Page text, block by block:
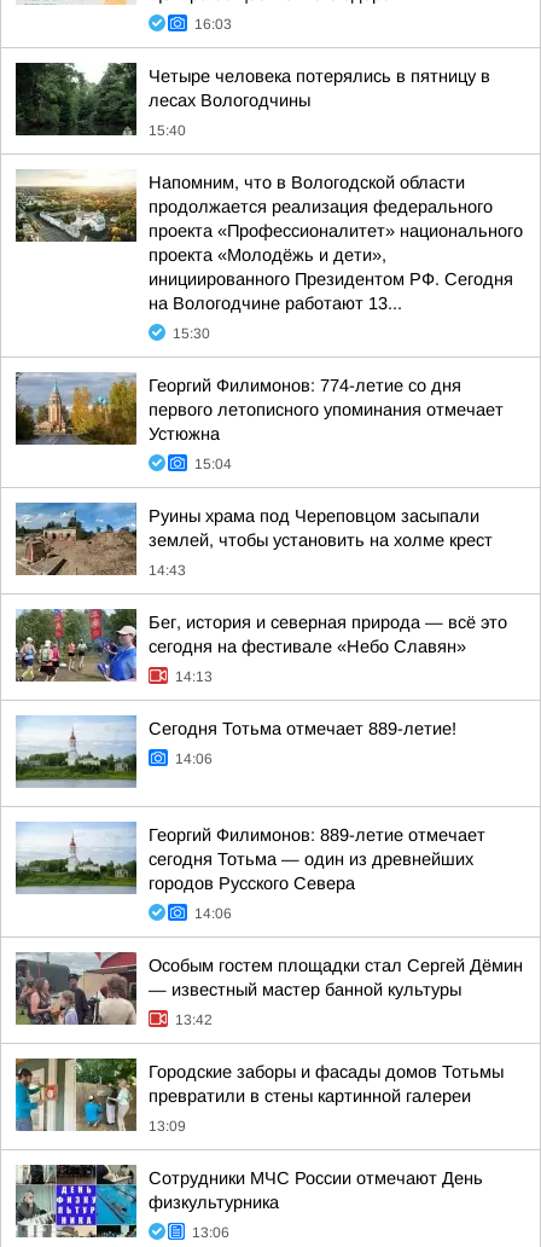
16:03
Четыре человека потерялись в пятницу в
лесах Вологодчины
15:40
Напомним, что в Вологодской области
продолжается реализация федерального
проекта «Профессионалитет» национального
проекта «Молодёжь и дети»,
инициированного Президентом РФ. Сегодня
на Вологодчине работают 13...
15:30
Георгий Филимонов: 774-летие со дня
первого летописного упоминания отмечает
Устюжна
15:04
Руины храма под Череповцом засыпали
землей, чтобы установить на холме крест
14:43
Бег, история и северная природа — всё это
сегодня на фестивале «Небо Славян»
14:13
Сегодня Тотьма отмечает 889-летие!
14:06
Георгий Филимонов: 889-летие отмечает
сегодня Тотьма — один из древнейших
городов Русского Севера
14:06
Особым гостем площадки стал Сергей Дёмин
— известный мастер банной культуры
13:42
Городские заборы и фасады домов Тотьмы
превратили в стены картинной галереи
13:09
Сотрудники МЧС России отмечают День
физкультурника
13:06